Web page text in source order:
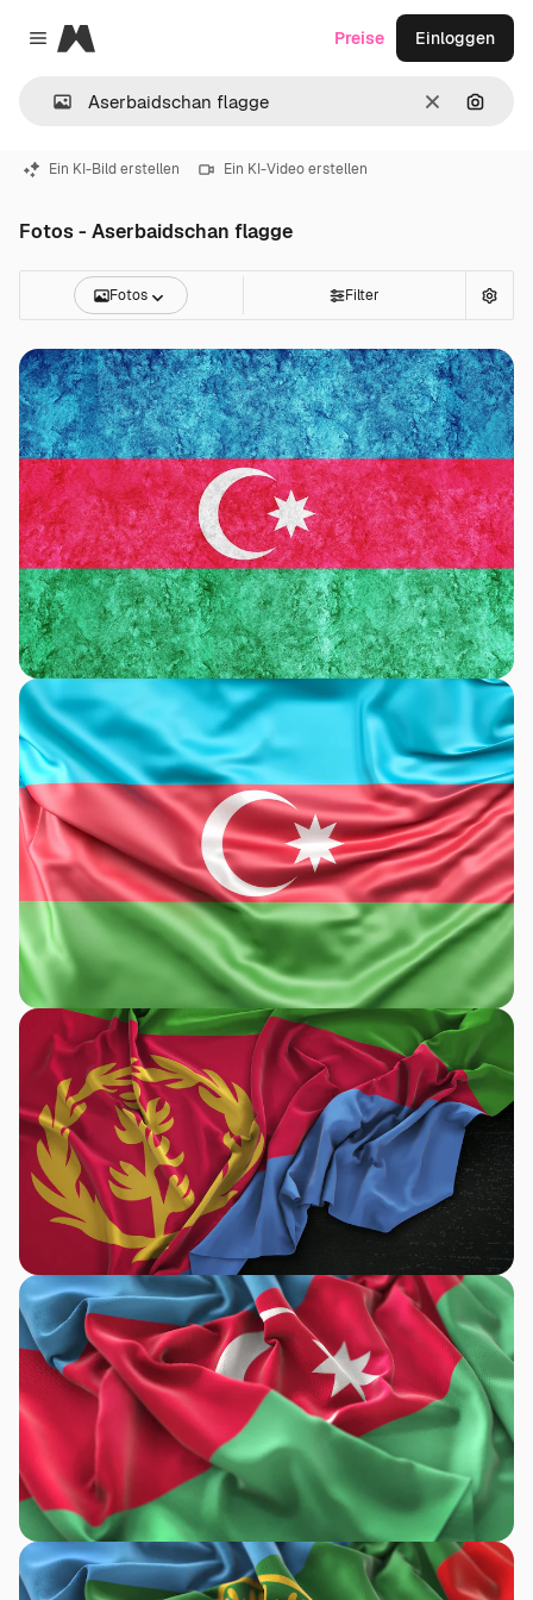
Close menu
Magnific
LöschenNach
Preise Einloggen
Ein KI-Bild erstellen Ein KI-Video erstellen
Fotos - Aserbaidschan flagge
Fotos Filter